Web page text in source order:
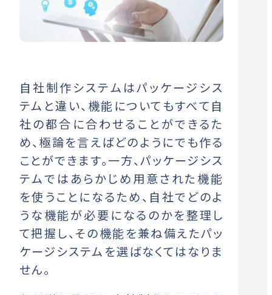
自社制作システムはパッケージシス
テムと違い、機能についてもすべて自
社の都合に合わせることができるた
め、極論を言えばどのようにでも作る
ことができます。一方、パッケージシス
テムではあらかじめ用意された機能
を使うことになるため、自社でどのよ
うな機能が必要になるのかを整理し
て把握し、その機能を兼ね備えたパッ
ケージシステムを選ばなくてはなりま
せん。